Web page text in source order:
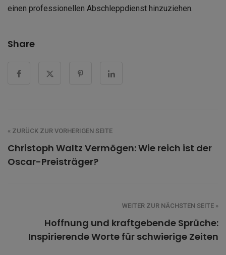
einen professionellen Abschleppdienst hinzuziehen.
Share
« ZURÜCK ZUR VORHERIGEN SEITE
Christoph Waltz Vermögen: Wie reich ist der
Oscar-Preisträger?
WEITER ZUR NÄCHSTEN SEITE »
Hoffnung und kraftgebende Sprüche:
Inspirierende Worte für schwierige Zeiten